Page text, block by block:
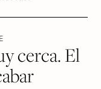
cerca. El